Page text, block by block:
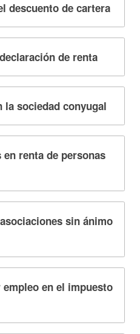
descuento de cartera
de renta
la sociedad conyugal
renta de personas
sin ánimo
en el impuesto